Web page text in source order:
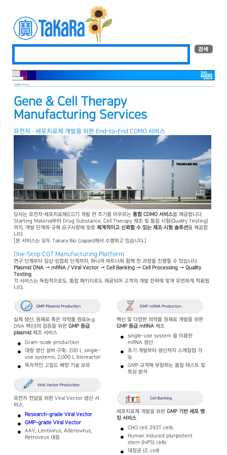
Gene & Cell Therapy
Manufacturing Services
유전자 · 세포치료제 개발을 위한 End-to-End CDMO 서비스
당사는 유전자·세포치료제(CGT) 개발 전 주기를 아우르는 통합CDMO 서비스를 제공합니다.
Starting Material부터 Drug Substance, Cell Therapy 제조 및 품질 시험(Quality Testing)
까지, 개발 단계와 규제 요구사항에 맞춘 체계적이고 신뢰할수 있는 제조·시험 솔루션을 제공합
니다.
[본 서비스는 모두 Takara Bio (Japan)에서 수행하고 있습니다.]
One-Stop CGT Manufacturing Platform
연구 단계부터 임상·상업화 단계까지, 하나의 파트너와 함께 전 과정을 진행할 수 있습니다.
Plasmid DNA → mRNA / Viral Vector → Cell Banking → Cell Processing → Quality
Testing
각 서비스는 독립적으로도, 통합 패키지로도 제공되어 고객의 개발 전략에 맞게 유연하게 적용됩
니다.
실제 생산, 원재료 혹은 의약품 원료(e.g.
DNA 백신)의 검증을 위한 GMP 등급
plasmid 제조 서비스
Gram-scale production
대량 생산 설비 구축: 200 L single-
use systems, 2,000 L bioreactor
독자적인 고밀도 배양 기술 보유
유전자 전달을 위한 Viral Vector 생산 서
비스
Research-grade Viral Vector
GMP-grade Viral Vector
AAV, Lentivirus, Adenovirus,
Retrovirus 대응
백신 및 다양한 의약품 원재료 개발을 위한
GMP 등급 mRNA 제조
single-use system 을 이용한
mRNA 생산
초기 개발부터 생산까지 스케일업 가
능
GMP 규격에 부합하는 품질 테스트 및
특성 분석
세포치료제 개발을 위한 GMP 기반 세포 뱅
킹 서비스
CHO cell, 293T cells
Human induced pluripotent
stem (hiPS) cells
대장균 (E. coli)